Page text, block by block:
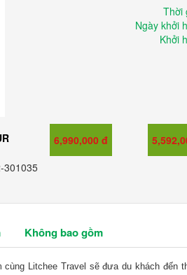
Thời
Ngày khởi
Khởi
GIÁ GIÁ
301035
6,990,000 đ
Không bao gồm
cùng Litchee Travel sẽ đưa du khách